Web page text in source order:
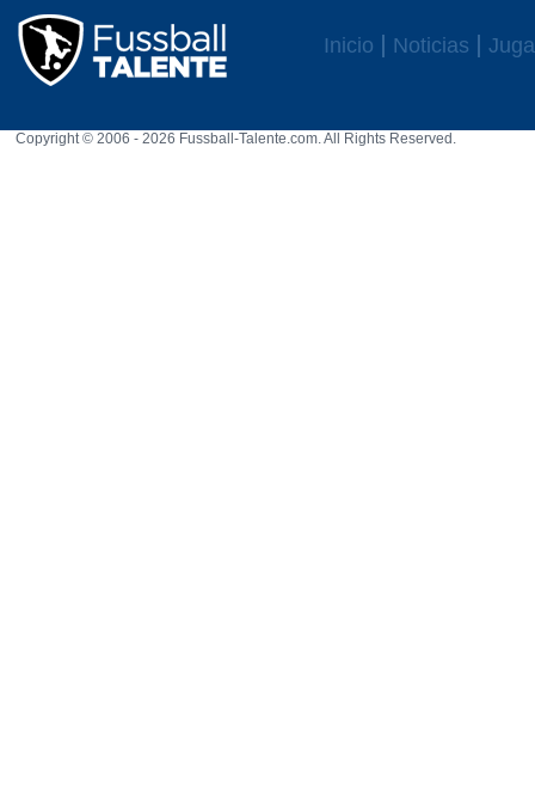
Inicio Noticias
Copyright © 2006 - 2026 Fussball-Talente.com. All Rights Reserved.